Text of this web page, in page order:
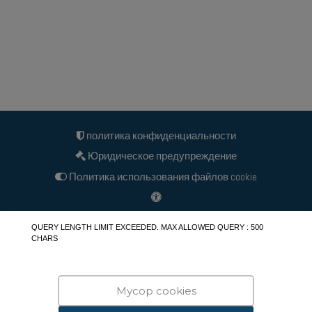
политика конфиденциальности
Юридическое предупреждение
Политика использования файлов cookie
АПЕП Ассошиэйтс
info@peraza.es
649 658 286 - 630 248 004
QUERY LENGTH LIMIT EXCEEDED. MAX ALLOWED QUERY : 500
CHARS
Мусор cookies